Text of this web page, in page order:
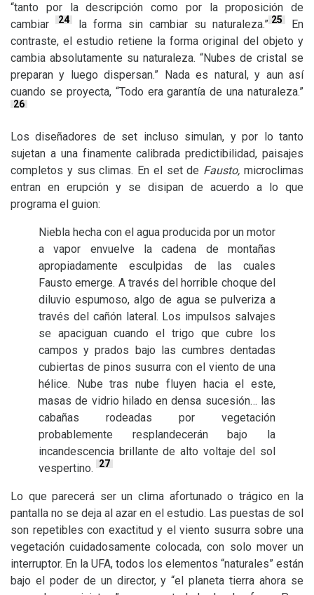
“tanto por la descripción como por la proposición de
cambiar
24 la forma sin cambiar su naturaleza.” 25
En
contraste, el estudio retiene la forma original del objeto y
cambia absolutamente su naturaleza. “Nubes de cristal se
preparan y luego dispersan.” Nada es natural, y aun así
cuando se proyecta, “Todo era garantía de una naturaleza.”
26
Los diseñadores de set incluso simulan, y por lo tanto
sujetan a una finamente calibrada predictibilidad, paisajes
completos y sus climas. En el set de Fausto,microclimas
entran en erupción y se disipan de acuerdo a lo que
programa el guion:
Niebla hecha con el agua producida por un motor
a vapor envuelve la cadena de montañas
apropiadamente esculpidas de las cuales
Fausto emerge. A través del horrible choque del
diluvio espumoso, algo de agua se pulveriza a
través del cañón lateral. Los impulsos salvajes
se apaciguan cuando el trigo que cubre los
campos y prados bajo las cumbres dentadas
cubiertas de pinos susurra con el viento de una
hélice. Nube tras nube fluyen hacia el este,
masas de vidrio hilado en densa sucesión… las
cabañas rodeadas por vegetación
probablemente resplandecerán bajo la
incandescencia brillante de alto voltaje del sol
vespertino.
27
Lo que parecerá ser un clima afortunado o trágico en la
pantalla no se deja al azar en el estudio. Las puestas de sol
son repetibles con exactitud y el viento susurra sobre una
vegetación cuidadosamente colocada, con solo mover un
interruptor. En la UFA, todos los elementos “naturales” están
bajo el poder de un director, y “el planeta tierra ahora se